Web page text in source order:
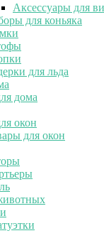
Аксессуары для
для коньяка
для льда
дома
окон
для окон